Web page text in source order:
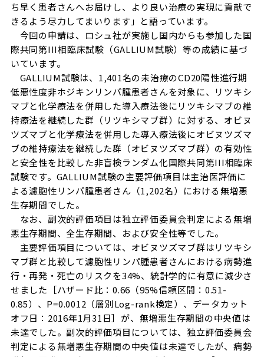
ち早く患者さんへお届けし、より良い治療の実現に貢献で
きるよう尽力してまいります」と語っています。
今回の申請は、ロシュ社が実施し国内からも参加した国
際共同第III相臨床試験（GALLIUM試験）等の成績に基づ
いています。
GALLIUM試験は、1,401名の未治療のCD20陽性進行期
低悪性度非ホジキンリンパ腫患者さんを対象に、リツキシ
マブと化学療法を併用した導入療法後にリツキシマブの維
持療法を継続した群（リツキシマブ群）に対する、オビヌ
ツズマブと化学療法を併用した導入療法後にオビヌツズマ
ブの維持療法を継続した群（オビヌツズマブ群）の有効性
と安全性を比較した非盲検ランダム化国際共同第III相臨床
試験です。GALLIUM試験の主要評価項目は主治医評価に
よる濾胞性リンパ腫患者さん（1,202名）における無増悪
生存期間でした。
なお、副次的評価項目は独立評価委員会判定による無増
悪生存期間、全生存期間、および安全性等でした。
主要評価項目については、オビヌツズマブ群はリツキシ
マブ群と比較して濾胞性リンパ腫患者さんにおける病勢進
行・再発・死亡のリスクを34%、統計学的に有意に減少さ
せました［ハザード比：0.66（95%信頼区間：0.51-
0.85）、P=0.0012（層別Log-rank検定）、データカット
オフ日：2016年1月31日］が、無増悪生存期間の中央値は
未達でした。副次的評価項目については、独立評価委員会
判定による無増悪生存期間の中央値は未達でしたが、病勢